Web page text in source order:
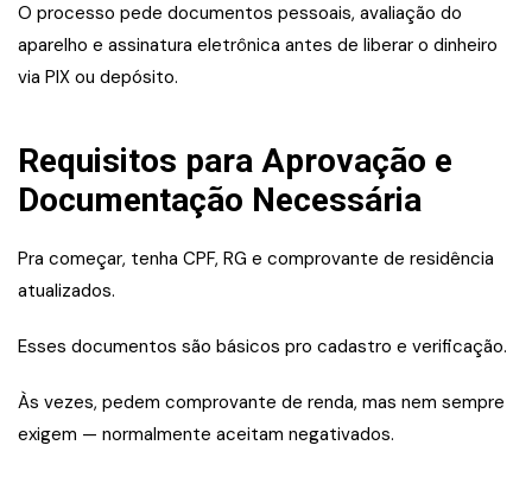
O processo pede documentos pessoais, avaliação do
aparelho e assinatura eletrônica antes de liberar o dinheiro
via PIX ou depósito.
Requisitos para Aprovação e
Documentação Necessária
Pra começar, tenha CPF, RG e comprovante de residência
atualizados.
Esses documentos são básicos pro cadastro e verificação.
Às vezes, pedem comprovante de renda, mas nem sempre
exigem — normalmente aceitam negativados.